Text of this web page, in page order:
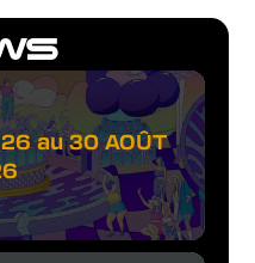
au 30 AOÛT